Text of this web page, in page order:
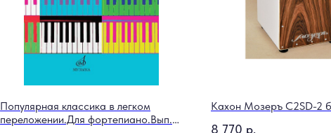
Популярная классика в легком
переложении.Для фортепиано.Вып.2
Кахон Мозеръ C2SD-2
8 770 р.